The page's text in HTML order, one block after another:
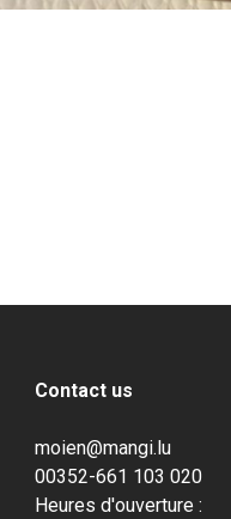
Contact us
moien@mangi.lu
00352-661 103 020
Heures d'ouverture :